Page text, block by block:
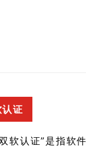
证
软认证”是指软